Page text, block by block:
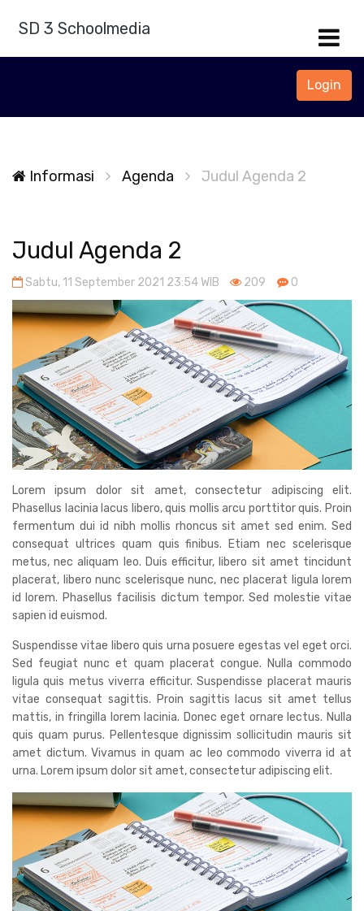
SD 3 Schoolmedia
Login
Informasi Agenda Judul Agenda 2
Judul Agenda 2
Sabtu, 11 September 2021 23:54 WIB 209 0
Lorem ipsum dolor sit amet, consectetur adipiscing elit.
Phasellus lacinia lacus libero, quis mollis arcu porttitor quis. Proin
fermentum dui id nibh mollis rhoncus sit amet sed enim. Sed
consequat ultrices quam quis finibus. Etiam nec scelerisque
metus, nec aliquam leo. Duis efficitur, libero sit amet tincidunt
placerat, libero nunc scelerisque nunc, nec placerat ligula lorem
id lorem. Phasellus facilisis dictum tempor. Sed molestie vitae
sapien id euismod.
Suspendisse vitae libero quis urna posuere egestas vel eget orci.
Sed feugiat nunc et quam placerat congue. Nulla commodo
ligula quis metus viverra efficitur. Suspendisse placerat mauris
vitae consequat sagittis. Proin sagittis lacus sit amet tellus
mattis, in fringilla lorem lacinia. Donec eget ornare lectus. Nulla
quis quam purus. Pellentesque dignissim sollicitudin mauris sit
amet dictum. Vivamus in quam ac leo commodo viverra id at
urna. Lorem ipsum dolor sit amet, consectetur adipiscing elit.